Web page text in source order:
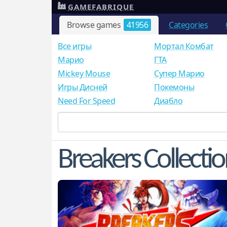
Browse games 41956 Categories
GAMEFABRIQUE
Все игры
Mарио
Mickey Mouse
Игры Дисней
Need For Speed
Мортал Комбат
ГТА
Супер Марио
Покемоны
Диабло
Breakers